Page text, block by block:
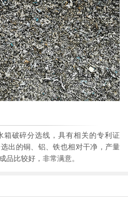
箱破碎分选线，具有相关的专利证
出的铜、铝、铁也相对干净，产量
品比较好，非常满意。